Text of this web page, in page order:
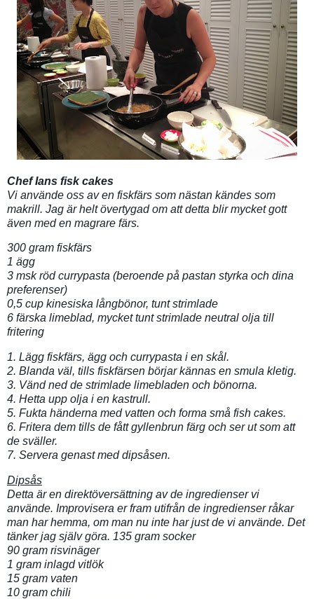
Chef Ians fisk cakes
Vi använde oss av en fiskfärs som nästan kändes som
makrill. Jag är helt övertygad om att detta blir mycket gott
även med en magrare färs.
300 gram fiskfärs
1 ägg
3 msk röd currypasta (beroende på pastan styrka och dina
preferenser)
0,5 cup kinesiska långbönor, tunt strimlade
6 färska limeblad, mycket tunt strimlade neutral olja till
fritering
1. Lägg fiskfärs, ägg och currypasta i en skål.
2. Blanda väl, tills fiskfärsen börjar kännas en smula kletig.
3. Vänd ned de strimlade limebladen och bönorna.
4. Hetta upp olja i en kastrull.
5. Fukta händerna med vatten och forma små fish cakes.
6. Fritera dem tills de fått gyllenbrun färg och ser ut som att
de sväller.
7. Servera genast med dipsåsen.
Dipsås
Detta är en direktöversättning av de ingredienser vi
använde. Improvisera er fram utifrån de ingredienser råkar
man har hemma, om man nu inte har just de vi använde. Det
tänker jag själv göra. 135 gram socker
90 gram risvinäger
1 gram inlagd vitlök
15 gram vaten
10 gram chili